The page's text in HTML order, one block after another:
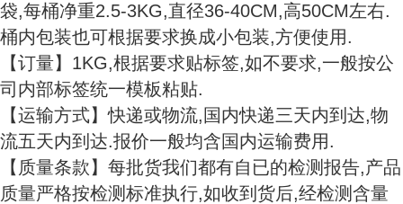
袋,每桶净重2.5-3KG,直径36-40CM,高50CM左右.
桶内包装也可根据要求换成小包装,方便使用.
【订量】1KG,根据要求贴标签,如不要求,一般按公
司内部标签统一模板粘贴.
【运输方式】快递或物流,国内快递三天内到达,物
流五天内到达.报价一般均含国内运输费用.
【质量条款】每批货我们都有自已的检测报告,产品
质量严格按检测标准执行,如收到货后,经检测含量